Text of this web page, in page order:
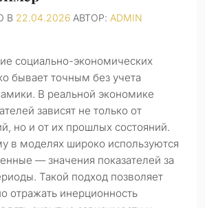
В 22.04.2026 АВТОР: ADMIN
социально-экономических
бывает точным без учета
В реальной экономике
зависят не только от
но и от их прошлых состояний.
в моделях широко используются
— значения показателей за
Такой подход позволяет
отражать инерционность